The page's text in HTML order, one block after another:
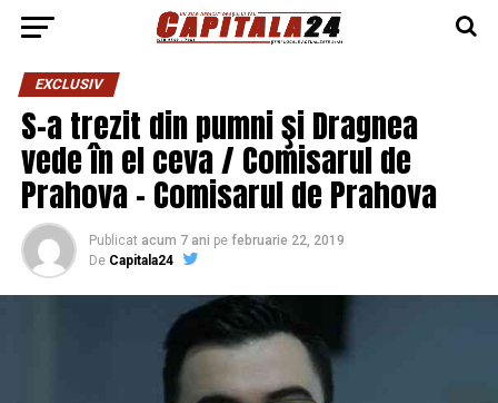
EXCLUSIV
S-a trezit din pumni şi Dragnea
vede în el ceva / Comisarul de
Prahova – Comisarul de Prahova
Publicat acum 7 ani pe februarie 22, 2019
De Capitala24